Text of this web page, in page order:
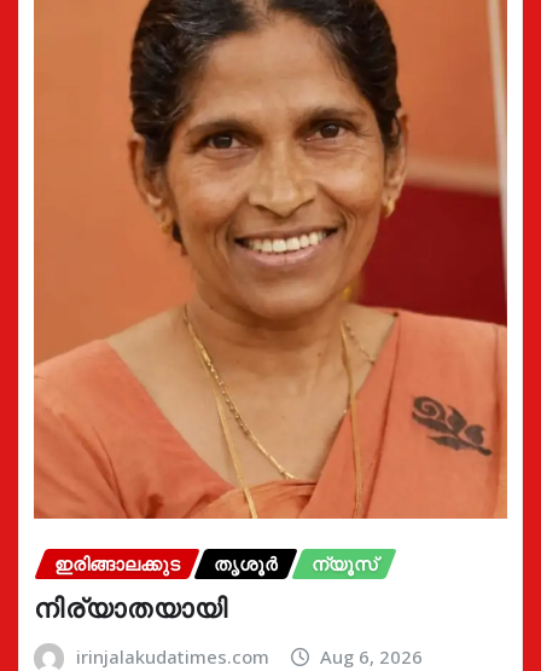
ഇരിങ്ങാലക്കുട തൃശൂർ ന്യൂസ്
നിര്യാതയായി
irinjalakudatimes.com Aug 6, 2026